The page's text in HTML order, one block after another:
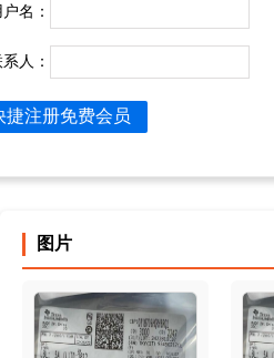
名：
人：
捷注册免费会员
图片